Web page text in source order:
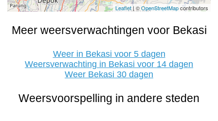
Leaflet| ©OpenStreetMapcontributors
Meer weersverwachtingen voor Bekasi
Weer in Bekasi voor 5 dagen
Weersverwachting in Bekasi voor 14 dagen
Weer Bekasi 30 dagen
Weersvoorspelling in andere steden